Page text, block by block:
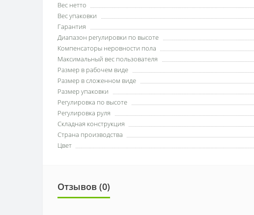
Вес нетто
Вес упаковки
Гарантия
Диапазон регулировки по высоте
Компенсаторы неровности пола
Максимальный вес пользователя
Размер в рабочем виде
Размер в сложенном виде
Размер упаковки
Регулировка по высоте
Регулировка руля
Складная конструкция
Страна производства
Цвет
Отзывов (0)